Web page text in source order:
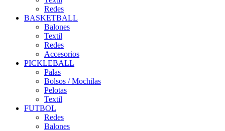
Redes
BASKETBALL
Balones
Textil
Redes
Accesorios
PICKLEBALL
Palas
Bolsos / Mochilas
Pelotas
Textil
FUTBOL
Redes
Balones